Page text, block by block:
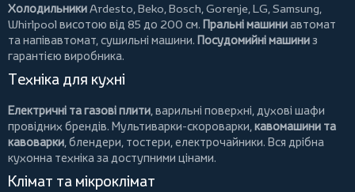
ХолодильникиArdesto,Beko,Bosch,Gorenje,LG,Samsung,
Whirlpool висотою від 85 до 200 см. Пральні машиниавтомат
та напівавтомат,сушильні машини. Посудомийні машиниз
гарантією виробника.
Техніка для кухні
Електричні та газові плити, варильні поверхні, духові шафи
провідних брендів. Мультиварки-скороварки,кавомашини та
кавоварки,блендери, тостери,електрочайники. Вся дрібна
кухонна техніка за доступними цінами.
Клімат та мікроклімат